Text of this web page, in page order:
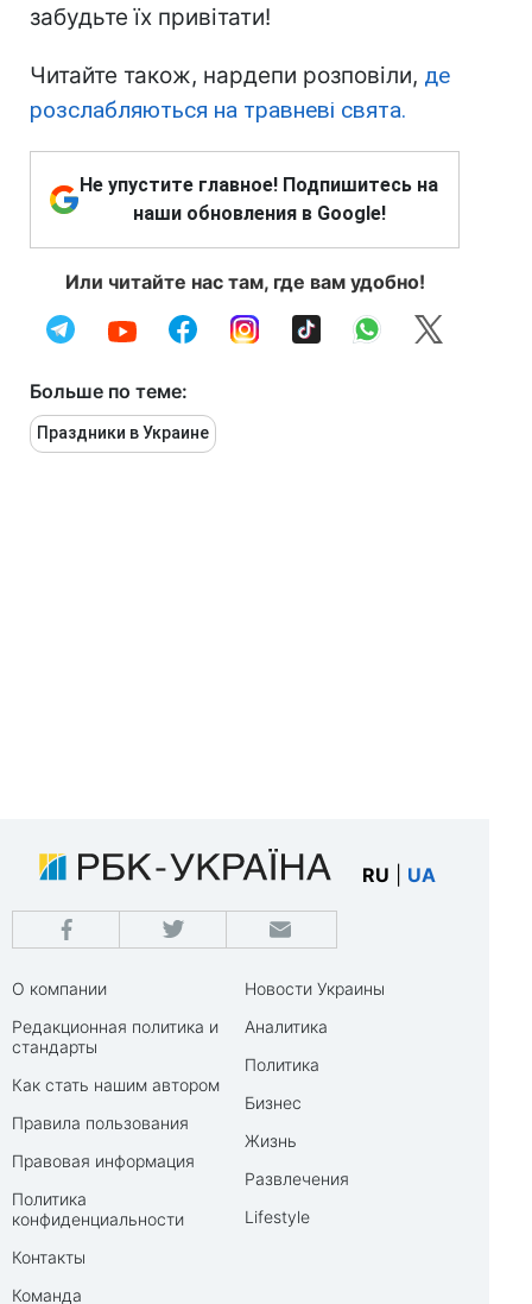
забудьте їх привітати!
Читайте також, нардепи розповіли, де
розслабляються на травневі свята.
Не упустите главное! Подпишитесь на
наши обновления в Google!
Или читайте нас там, где вам удобно!
Больше по теме:
Праздники в Украине
RU UA
О компании
Редакционная политика и
стандарты
Как стать нашим автором
Правила пользования
Правовая информация
Политика
конфиденциальности
Контакты
Команда
Новости Украины
Аналитика
Политика
Бизнес
Жизнь
Развлечения
Lifestyle